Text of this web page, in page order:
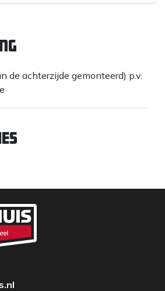
de achterzijde gemonteerd) p.v.